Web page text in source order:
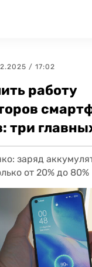
/ 17:02
работу
три
заряд
от 20% до 80%